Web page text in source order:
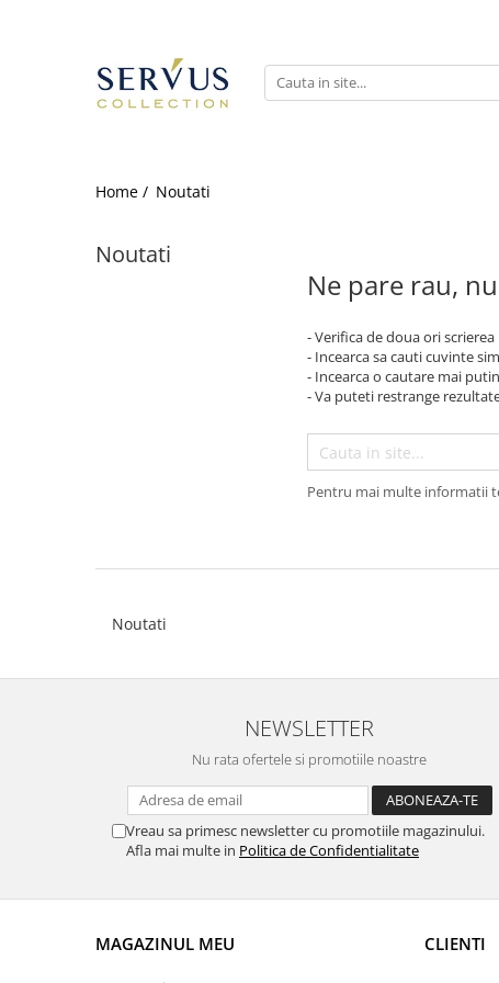
Home / Noutati
Noutati
Ne pare rau,
- Verifica de doua ori scrierea
- Incearca sa cauti cuvinte
- Incearca o cautare mai
- Va puteti restrange
Pentru mai multe informatii
Noutati
NEWSLETTER
Nu rata ofertele si promotiile noastre
Vreau sa primesc newsletter cu promotiile magazinului.
Afla mai multe in Politica de Confidentialitate
MAGAZINUL MEU CLIENTI